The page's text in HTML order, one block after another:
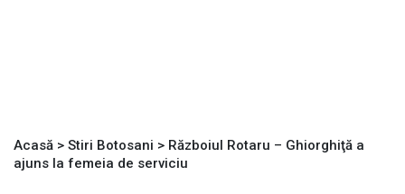
Acasă > Stiri Botosani > Războiul Rotaru – Ghiorghiţă a
ajuns la femeia de serviciu